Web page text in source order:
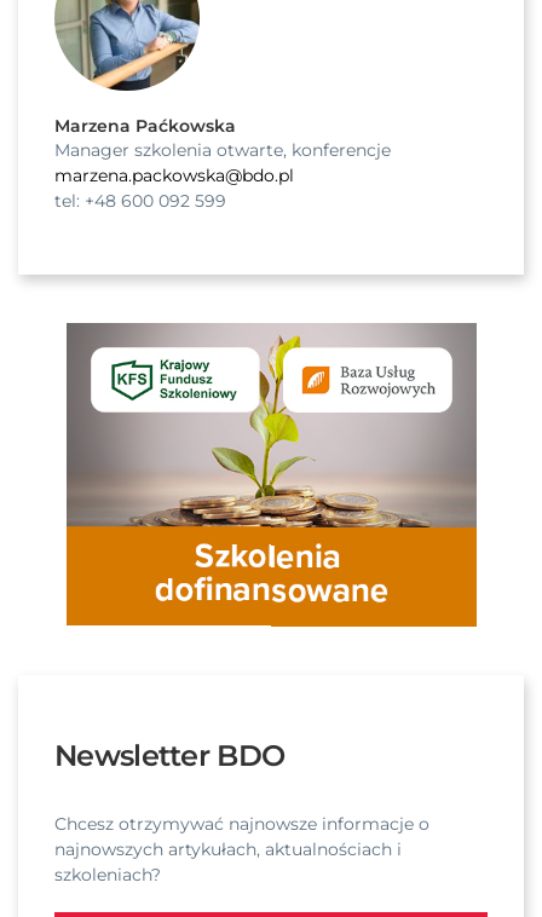
Marzena Paćkowska
Manager szkolenia otwarte, konferencje
marzena.packowska@bdo.pl
tel: +48 600 092 599
Newsletter BDO
Chcesz otrzymywać najnowsze informacje o
najnowszych artykułach, aktualnościach i
szkoleniach?